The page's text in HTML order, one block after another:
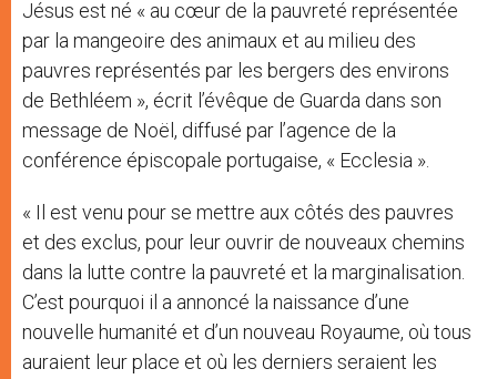
Jésus est né « au cœur de la pauvreté représentée
par la mangeoire des animaux et au milieu des
pauvres représentés par les bergers des environs
de Bethléem », écrit l’évêque de Guarda dans son
message de Noël, diffusé par l’agence de la
conférence épiscopale portugaise, « Ecclesia ».
« Il est venu pour se mettre aux côtés des pauvres
et des exclus, pour leur ouvrir de nouveaux chemins
dans la lutte contre la pauvreté et la marginalisation.
C’est pourquoi il a annoncé la naissance d’une
nouvelle humanité et d’un nouveau Royaume, où tous
auraient leur place et où les derniers seraient les